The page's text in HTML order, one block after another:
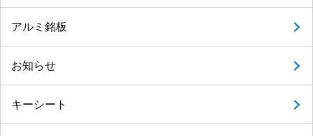
アルミ銘板
お知らせ
キーシート